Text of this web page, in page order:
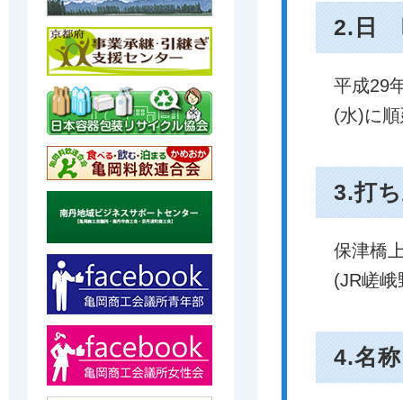
2.日
平成29
(水)に
3.打
保津橋
(JR嵯
4.名称